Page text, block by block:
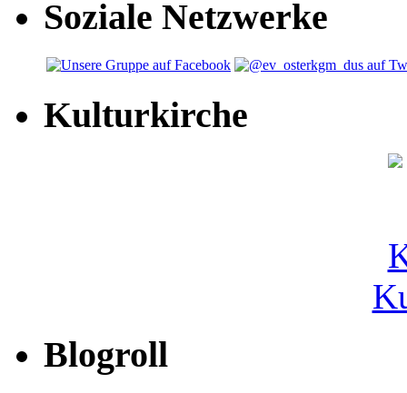
Soziale Netzwerke
Kulturkirche
Blogroll